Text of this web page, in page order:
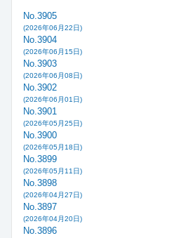
No.3905
(2026年06月22日)
No.3904
(2026年06月15日)
No.3903
(2026年06月08日)
No.3902
(2026年06月01日)
No.3901
(2026年05月25日)
No.3900
(2026年05月18日)
No.3899
(2026年05月11日)
No.3898
(2026年04月27日)
No.3897
(2026年04月20日)
No.3896